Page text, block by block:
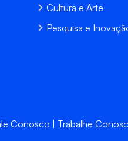
Cultura e Arte
Pesquisa e
Conosco Trabalhe